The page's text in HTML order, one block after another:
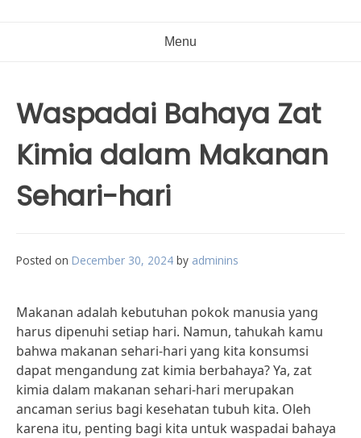
Menu
Waspadai Bahaya Zat
Kimia dalam Makanan
Sehari-hari
Posted on December 30, 2024 by adminins
Makanan adalah kebutuhan pokok manusia yang
harus dipenuhi setiap hari. Namun, tahukah kamu
bahwa makanan sehari-hari yang kita konsumsi
dapat mengandung zat kimia berbahaya? Ya, zat
kimia dalam makanan sehari-hari merupakan
ancaman serius bagi kesehatan tubuh kita. Oleh
karena itu, penting bagi kita untuk waspadai bahaya